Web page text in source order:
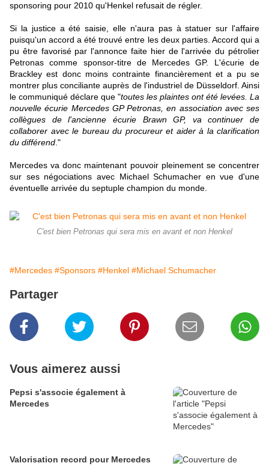
sponsoring pour 2010 qu'Henkel refusait de régler.
Si la justice a été saisie, elle n'aura pas à statuer sur l'affaire
puisqu'un accord a été trouvé entre les deux parties. Accord qui a
pu être favorisé par l'annonce faite hier de l'arrivée du pétrolier
Petronas comme sponsor-titrede Mercedes GP. L'écurie de
Brackley est donc moins contrainte financièrement et a pu se
montrer plus conciliante auprès de l'industriel de Düsseldorf. Ainsi
le communiqué déclare que "toutes les plaintes ont été levées. La
nouvelle écurie Mercedes GP Petronas, en association avec ses
collègues de l'ancienne écurie Brawn GP, va continuer de
collaborer avec le bureau du procureur et aider à la clarification
du différend ."
Mercedes va donc maintenant pouvoir pleinement se concentrer
sur ses négociations avec Michael Schumacher en vue d'une
éventuelle arrivée du septuple champion du monde.
C'est bien Petronas qui sera mis en avant et non Henkel
#Mercedes #Sponsors #Henkel #Michael Schumacher
Partager
Vous aimerez aussi
Pepsi s'associe également à
Mercedes
Valorisation record pour Mercedes